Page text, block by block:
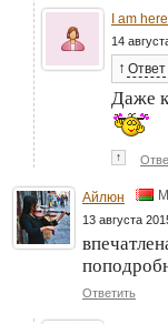
I am here
14
↑ Ответ
Даже
↑
Айлюн
13 августа
Ответить